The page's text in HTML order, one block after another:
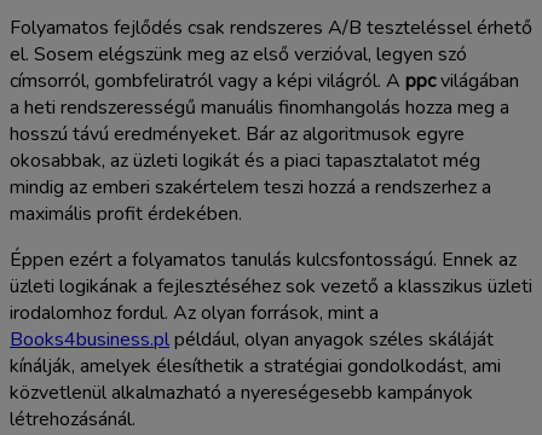
Folyamatos fejlődés csak rendszeres A/B teszteléssel érhető
el. Sosem elégszünk meg az első verzióval, legyen szó
címsorról, gombfeliratról vagy a képi világról. A ppcvilágában
a heti rendszerességű manuális finomhangolás hozza meg a
hosszú távú eredményeket. Bár az algoritmusok egyre
okosabbak, az üzleti logikát és a piaci tapasztalatot még
mindig az emberi szakértelem teszi hozzá a rendszerhez a
maximális profit érdekében.
Éppen ezért a folyamatos tanulás kulcsfontosságú. Ennek az
üzleti logikának a fejlesztéséhez sok vezető a klasszikus üzleti
irodalomhoz fordul. Az olyan források, mint a
Books4business.plpéldául, olyan anyagok széles skáláját
kínálják, amelyek élesíthetik a stratégiai gondolkodást, ami
közvetlenül alkalmazható a nyereségesebb kampányok
létrehozásánál.